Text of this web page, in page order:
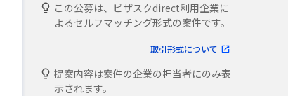
この公募は、ビザスクdirect利用企業に
よるセルフマッチング形式の案件です。
取引形式について
提案内容は案件の企業の担当者にのみ表
示されます。